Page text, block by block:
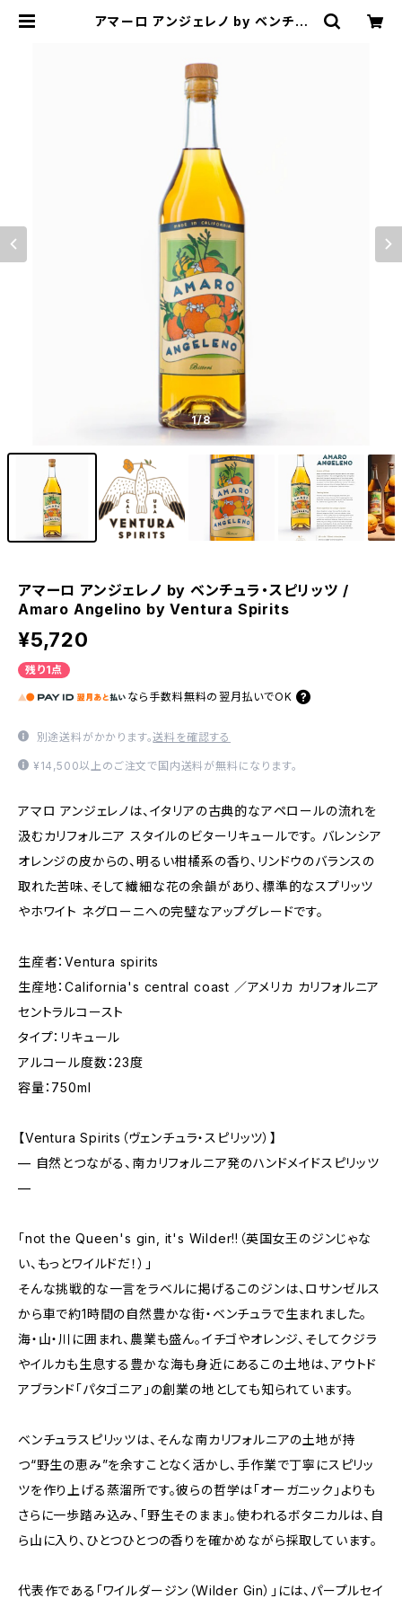
アマーロ アンジェレノ by ベンチュ
カー
1/8
アマーロ アンジェレノ by ベンチュラ・スピリッツ /
Amaro Angelino by Ventura Spirits
¥5,720
残り1点
なら 手数料無料の 翌月払いでOK
別途送料がかかります。送料を確認する
¥14,500以上のご注文で国内送料が無料になります。
アマロ アンジェレノは、イタリアの古典的なアペロールの流れを
汲むカリフォルニア スタイルのビターリキュールです。 バレンシア
オレンジの皮からの、明るい柑橘系の香り、リンドウのバランスの
取れた苦味、そして繊細な花の余韻があり、標準的なスプリッツ
やホワイト ネグローニへの完璧なアップグレードです。
生産者：Ventura spirits
生産地：California's central coast ／アメリカ カリフォルニア
セントラルコースト
タイプ：リキュール
アルコール度数：23度
容量：750ml
【Ventura Spirits（ヴェンチュラ・スピリッツ）】
— 自然とつながる、南カリフォルニア発のハンドメイドスピリッツ
—
「not the Queen's gin, it's Wilder!!（英国女王のジンじゃな
い、もっとワイルドだ！）」
そんな挑戦的な一言をラベルに掲げるこのジンは、ロサンゼルス
から車で約1時間の自然豊かな街・ベンチュラで生まれました。
海・山・川に囲まれ、農業も盛ん。イチゴやオレンジ、そしてクジラ
やイルカも生息する豊かな海も身近にあるこの土地は、アウトド
アブランド「パタゴニア」の創業の地としても知られています。
ベンチュラスピリッツは、そんな南カリフォルニアの土地が持
つ“野生の恵み”を余すことなく活かし、手作業で丁寧にスピリッ
ツを作り上げる蒸溜所です。彼らの哲学は「オーガニック」よりも
さらに一歩踏み込み、「野生そのまま」。使われるボタニカルは、自
ら山に入り、ひとつひとつの香りを確かめながら採取しています。
代表作である「ワイルダージン（Wilder Gin）」には、パープルセイ